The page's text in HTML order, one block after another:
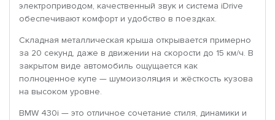
электроприводом, качественный звук и система iDrive
обеспечивают комфорт и удобство в поездках.
Складная металлическая крыша открывается примерно
за 20 секунд, даже в движении на скорости до 15 км/ч. В
закрытом виде автомобиль ощущается как
полноценное купе — шумоизоляция и жёсткость кузова
на высоком уровне.
BMW 430i — это отличное сочетание стиля, динамики и